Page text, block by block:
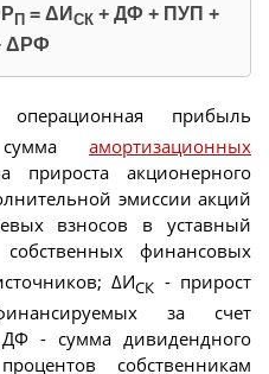
П = ΔИ СК + ДФ + ПУП +
ΔРФ
прибыль
амортизационных
акционерного
эмиссии акций
взносов в уставный
финансовых
ΔИСК - прирост
за счет
ДФ - сумма дивидендного
собственникам